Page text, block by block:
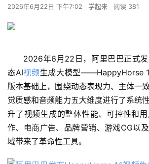
2026年6月22日 下午7:02 学起来 阅读 381
2026年6月22日，阿里巴巴正式
态AI视频生成大模型——HappyHorse
版本基础上，围绕动态表现力、主体一
觉质感和音频能力五大维度进行了系统
升了视频生成的整体性能、可控性和
作、电商广告、品牌营销、游戏CG以
域带来了革命性工具。